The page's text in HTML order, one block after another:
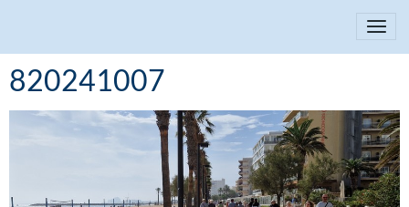
820241007